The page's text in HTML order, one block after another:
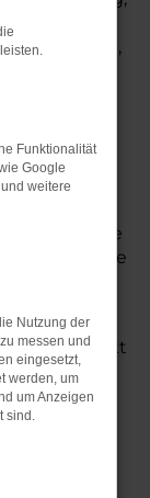
der Audi
Design,
Land
an Audi
und
des
die
wie
direkt
von
an
Funktionalität
Google
weitere
Nutzung der
messen und
eingesetzt,
werden, um
um Anzeigen
sind.